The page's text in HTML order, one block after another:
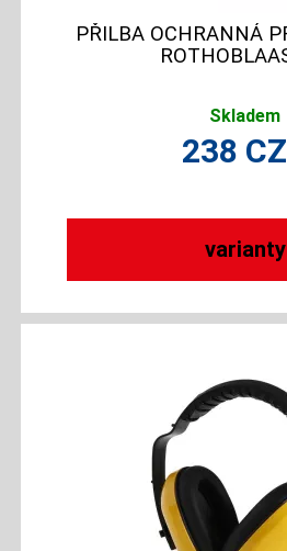
PŘILBA OCHRANNÁ
Skladem
varianty
238